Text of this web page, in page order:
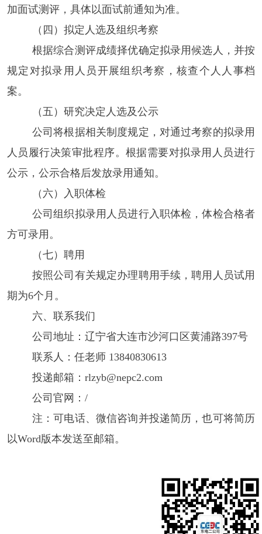
加面试测评，具体以面试前通知为准。
（四）拟定人选及组织考察
根据综合测评成绩择优确定拟录用候选人，并按
规定对拟录用人员开展组织考察，核查个人人事档
案。
（五）研究决定人选及公示
公司将根据相关制度规定，对通过考察的拟录用
人员履行决策审批程序。根据需要对拟录用人员进行
公示，公示合格后发放录用通知。
（六）入职体检
公司组织拟录用人员进行入职体检，体检合格者
方可录用。
（七）聘用
按照公司有关规定办理聘用手续，聘用人员试用
期为6个月。
六、联系我们
公司地址：辽宁省大连市沙河口区黄浦路397号
联系人：任老师 13840830613
投递邮箱： rlzyb@nepc2.com
公司官网： /
注：可电话、微信咨询并投递简历，也可将简历
以Word版本发送至邮箱。